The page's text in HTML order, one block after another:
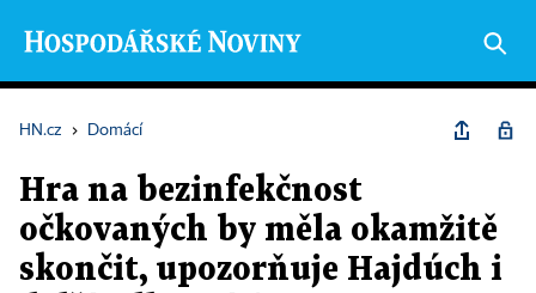
HN.cz › Domácí
Hra na bezinfekčnost
očkovaných by měla okamžitě
skončit, upozorňuje Hajdúch i